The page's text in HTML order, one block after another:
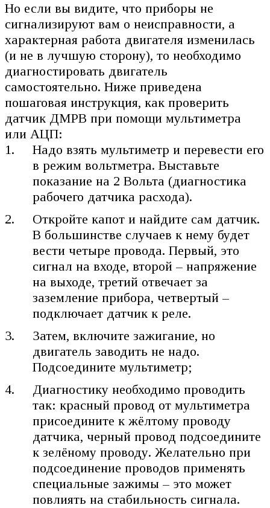
Но если вы видите, что приборы не
сигнализируют вам о неисправности, а
характерная работа двигателя изменилась
(и не в лучшую сторону), то необходимо
диагностировать двигатель
самостоятельно. Ниже приведена
пошаговая инструкция, как проверить
датчик ДМРВ при помощи мультиметра
или АЦП:
Надо взять мультиметр и перевести его
в режим вольтметра. Выставьте
показание на 2 Вольта (диагностика
рабочего датчика расхода).
Откройте капот и найдите сам датчик.
В большинстве случаев к нему будет
вести четыре провода. Первый, это
сигнал на входе, второй – напряжение
на выходе, третий отвечает за
заземление прибора, четвертый –
подключает датчик к реле.
Затем, включите зажигание, но
двигатель заводить не надо.
Подсоедините мультиметр;
Диагностику необходимо проводить
так: красный провод от мультиметра
присоедините к жёлтому проводу
датчика, черный провод подсоедините
к зелёному проводу. Желательно при
подсоединение проводов применять
специальные зажимы – это может
повлиять на стабильность сигнала.